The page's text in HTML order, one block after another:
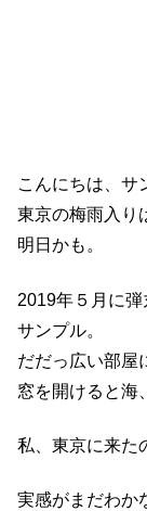
こんにちは、サ
東京の梅雨入り
明日かも。
2019年５月に
サンプル。
だだっ広い部屋
窓を開けると海
私、東京に来た
実感がまだわか